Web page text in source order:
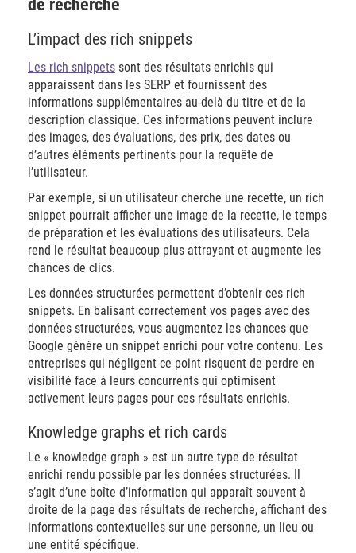
de recherche
L’impact des rich snippets
Les rich snippets sont des résultats enrichis qui
apparaissent dans les SERP et fournissent des
informations supplémentaires au-delà du titre et de la
description classique. Ces informations peuvent inclure
des images, des évaluations, des prix, des dates ou
d’autres éléments pertinents pour la requête de
l’utilisateur.
Par exemple, si un utilisateur cherche une recette, un rich
snippet pourrait afficher une image de la recette, le temps
de préparation et les évaluations des utilisateurs. Cela
rend le résultat beaucoup plus attrayant et augmente les
chances de clics.
Les données structurées permettent d’obtenir ces rich
snippets. En balisant correctement vos pages avec des
données structurées, vous augmentez les chances que
Google génère un snippet enrichi pour votre contenu. Les
entreprises qui négligent ce point risquent de perdre en
visibilité face à leurs concurrents qui optimisent
activement leurs pages pour ces résultats enrichis.
Knowledge graphs et rich cards
Le « knowledge graph » est un autre type de résultat
enrichi rendu possible par les données structurées. Il
s’agit d’une boîte d’information qui apparaît souvent à
droite de la page des résultats de recherche, affichant des
informations contextuelles sur une personne, un lieu ou
une entité spécifique.